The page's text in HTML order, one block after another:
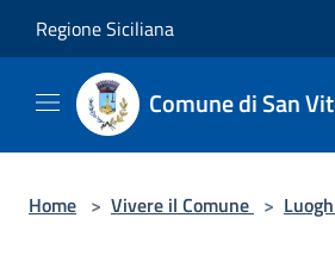
Regione Siciliana
Comune di San
Home > Vivere il Comune >